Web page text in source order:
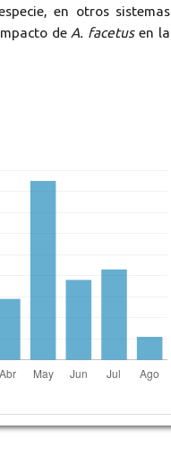
en otros sistemas
de A. facetusen la